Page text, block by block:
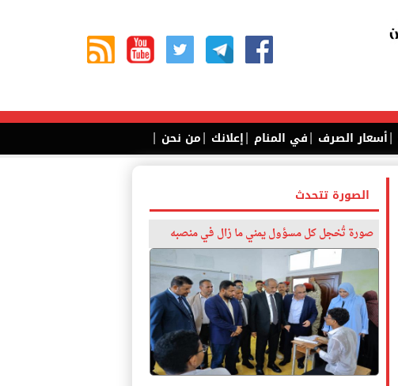
|أسعار الصرف |في المنام |إعلانك |من نحن |
الصورة تتحدث
صورة تُخجل كل مسؤول يمني ما زال في منصبه